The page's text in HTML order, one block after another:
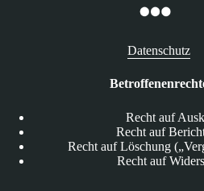
Datenschutz
Recht auf
Recht auf
Recht auf Löschung
Recht auf